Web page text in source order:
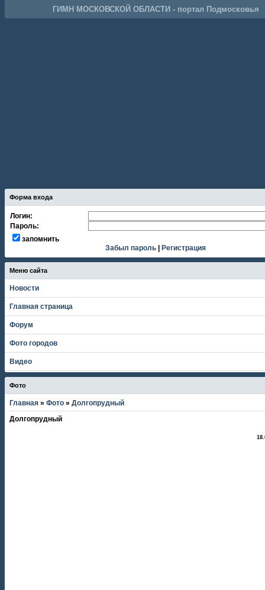
ГИМН МОСКОВСКОЙ ОБЛАСТИ - портал Подмосковья
Форма входа
Логин:
Пароль:
запомнить
Забыл пароль
Регистрация
Меню сайта
Новости
Главная страница
Форум
Фото городов
Видео
Фото
Главная » Фото » Долгопрудный
Долгопрудный